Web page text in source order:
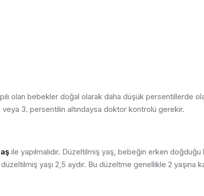
olan bebekler doğal olarak daha düşük persentillerde
3. persentilin altındaysa doktor kontrolü gerekir.
ile yapılmalıdır. Düzeltilmiş yaş, bebeğin erken doğduğu
yaşı 2,5 aydır. Bu düzeltme genellikle 2 yaşına